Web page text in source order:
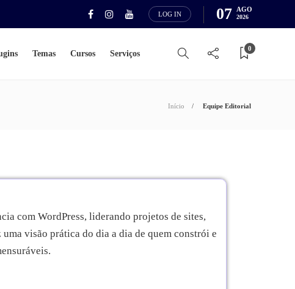
LOG IN 07 AGO
2026
Temas Cursos Serviços
0
Início Equipe Editorial
com WordPress, liderando projetos de sites,
visão prática do dia a dia de quem constrói e